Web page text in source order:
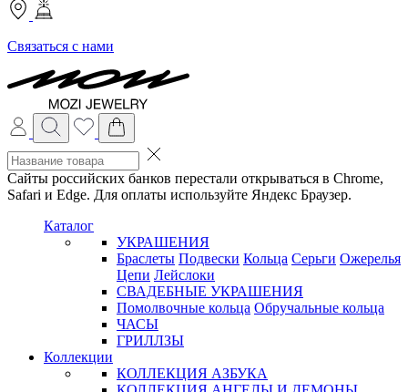
Связаться с нами
Сайты российских банков перестали открываться в Chrome,
Safari и Edge. Для оплаты используйте Яндекс Браузер.
Каталог
УКРАШЕНИЯ
Браслеты Подвески Кольца Серьги Ожерелья
Цепи Лейслоки
СВАДЕБНЫЕ УКРАШЕНИЯ
Помолвочные кольца Обручальные кольца
ЧАСЫ
ГРИЛЛЗЫ
Коллекции
КОЛЛЕКЦИЯ АЗБУКА